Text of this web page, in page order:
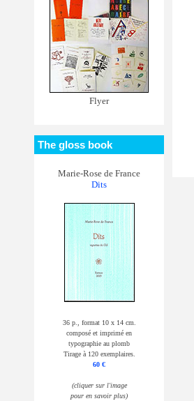
Flyer
The gloss book
Marie-Rose de France
Dits
36 p., format 10 x 14 cm.
composé et imprimé en
typographie au plomb
Tirage à 120 exemplaires.
60 €
(cliquer sur l'image
pour en savoir plus)